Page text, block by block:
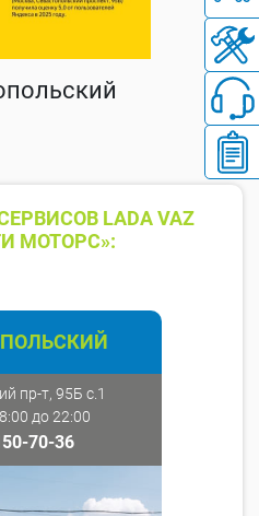
LADA VAZ
МОТОРС»:
пр-т, 95Б с.1
до 22:00
70-36